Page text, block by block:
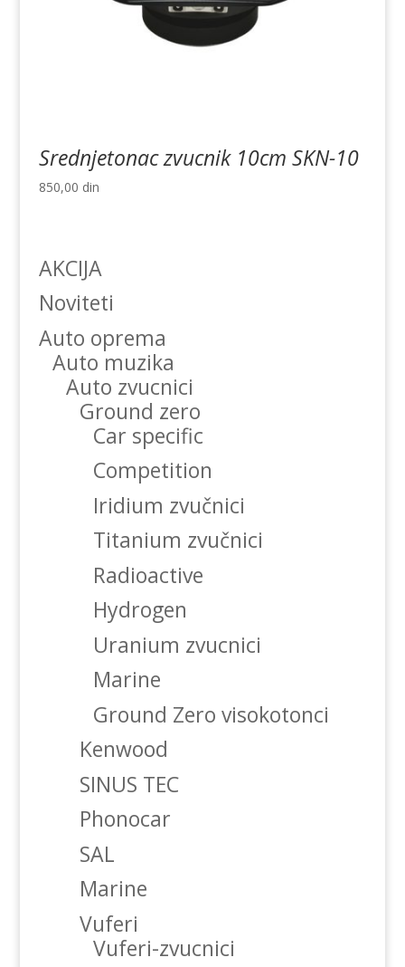
Srednjetonac zvucnik 10cm SKN-10
850,00 din
AKCIJA
Noviteti
Auto oprema
Auto muzika
Auto zvucnici
Ground zero
Car specific
Competition
Iridium zvučnici
Titanium zvučnici
Radioactive
Hydrogen
Uranium zvucnici
Marine
Ground Zero visokotonci
Kenwood
SINUS TEC
Phonocar
SAL
Marine
Vuferi
Vuferi-zvucnici